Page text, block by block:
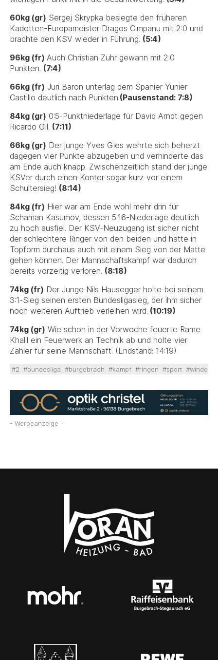
60kg (gr) Sergej Skrypka besiegte den früheren
Kadetten-Europameister Dragos Cimpanu mit 2:0 und
brachte den KSV wieder in Führung. (5:4)
96kg (fr) Auch Christian Zuhr gewann mit 2:0
Punkten. (7:4)
66kg (fr) Juri Baron unterlag dem Spanier Yunier
Castillo deutlich nach Punkten.(Pausenstand: 7:8)
84kg (gr) 0:5-Punktniederlage für David Arndt gegen
Ricardo Gil. (7:11)
66kg (gr) Der junge Yves Gies wehrte sich beherzt
dagegen vier Punkte abzugeben und verhinderte das
am Ende auch knapp. Zwischenzeitlich stand der junge
KSVer durch einen Konter sogar kurz vor einem
Schultersieg! (8:14)
84kg (fr) Hier war am Ende wohl mehr drin für
Schaman Kasumov, dessen 5:16-Niederlage deutlich
zu hoch ausfiel. Der KSV-Neuzugang ist sicher nicht
der schlechtere Ringer von den beiden und hätte in
Topform durchaus auch mit einem Sieg von der Matte
gehen können. Der Mannschaftskampf war dadurch
bereits vorzeitig verloren. (8:18)
74kg (fr) Der Junge Nils Hausegger holte bei seinem
3:1-Sieg seinen ersten Bundesligasieg, der ihm sicher
noch weiteren Auftrieb verleihen wird. (10:19)
74kg (gr) Wie schon in der Vorwoche feuerte Rame
Khalil ein Feuerwerk an Technik ab und holte vier
Zähler für seine Mannschaft. (Endstand: 14:19)
#2 #bundesliga #burgebrach #kampf #ringen #sport
- Werbeanzeige -